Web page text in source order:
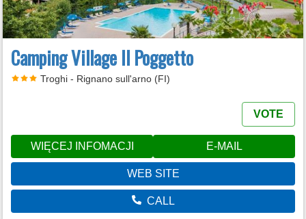
Camping Village Il Poggetto
Troghi - Rignano sull'arno (FI)
VOTE
WIĘCEJ INFOMACJI E-MAIL
WEB SITE
CALL